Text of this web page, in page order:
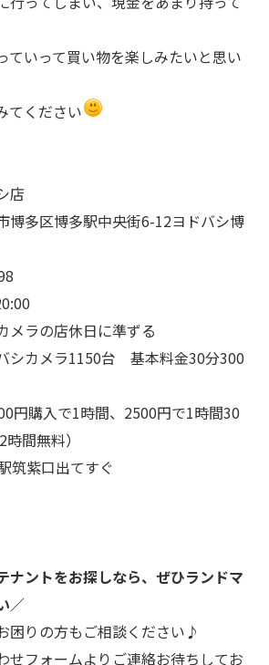
ていって買い物を楽しみたいと思い
てください
店
博多区博多駅中央街6-12ヨドバシ博
メラの店休日に準ずる
シカメラ1150台 基本料金30分300
1時間、2500円で1時間30
間無料）
筑紫口出てすぐ
ナントをお探しなら、ぜひランドマ
／
困りの方もご相談ください♪
せフォームよりご連絡お待ちしてお